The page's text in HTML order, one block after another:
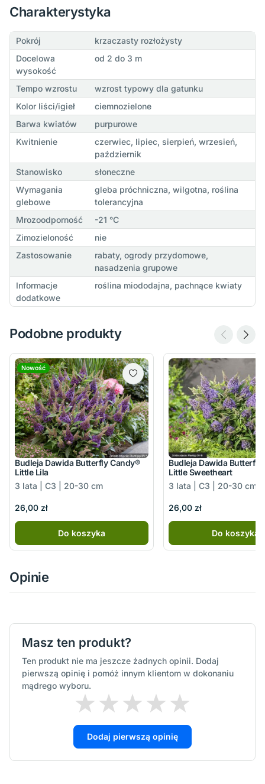
Charakterystyka
Pokrój
krzaczasty rozłożysty
Docelowa
wysokość
od 2 do 3 m
Tempo wzrostu
wzrost typowy dla gatunku
Kolor liści/igieł
ciemnozielone
Barwa kwiatów
purpurowe
Kwitnienie
czerwiec, lipiec, sierpień, wrzesień,
październik
Stanowisko
słoneczne
Wymagania
glebowe
gleba próchniczna, wilgotna, roślina
tolerancyjna
Mrozoodporność
-21 °C
Zimozieloność
nie
Zastosowanie
rabaty, ogrody przydomowe,
nasadzenia grupowe
Informacje
dodatkowe
roślina miododajna, pachnące kwiaty
Podobne produkty
Nowość
Budleja Dawida Butterfly Candy®
Little Lila
3 lata | C3 | 20-30 cm
26,00 zł
Do koszyka
Budleja Dawida Butterfly
Little Sweetheart
3 lata | C3 | 20-30 cm
26,00 zł
Do koszyka
Opinie
Masz ten produkt?
Ten produkt nie ma jeszcze żadnych opinii. Dodaj
pierwszą opinię i pomóż innym klientom w dokonaniu
mądrego wyboru.
Dodaj pierwszą opinię